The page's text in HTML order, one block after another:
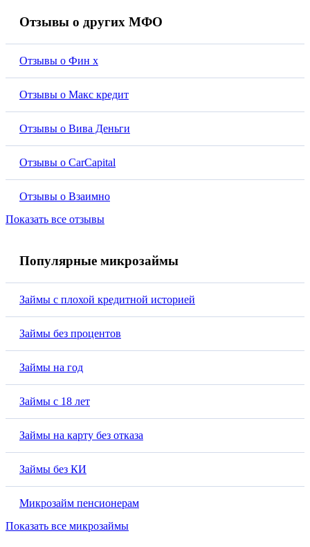
Отзывы о других МФО
Отзывы о Фин х
Отзывы о Макс кредит
Отзывы о Вива Деньги
Отзывы о CarCapital
Отзывы о Взаимно
Показать все отзывы
Популярные микрозаймы
Займы с плохой кредитной историей
Займы без процентов
Займы на год
Займы с 18 лет
Займы на карту без отказа
Займы без КИ
Микрозайм пенсионерам
Показать все микрозаймы